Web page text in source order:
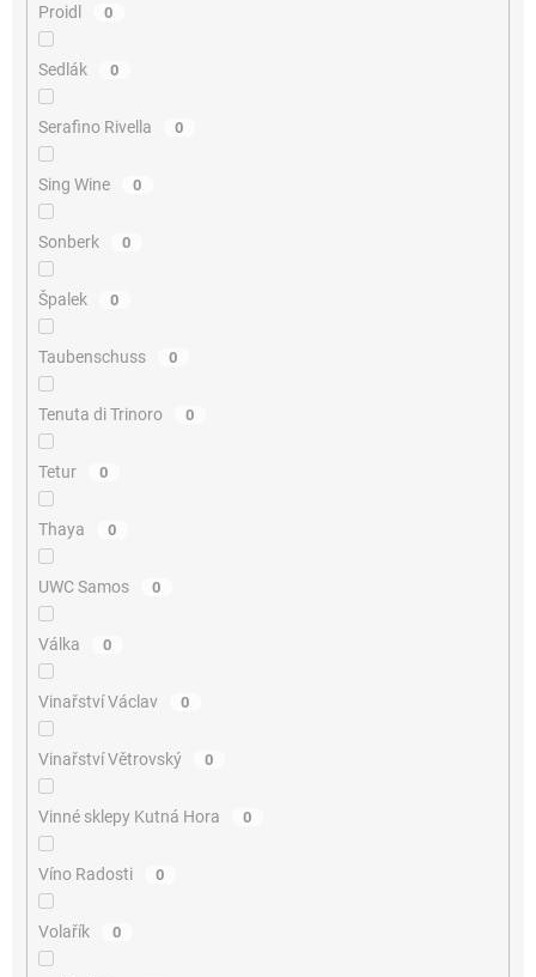
Proidl 0
Sedlák 0
Serafino Rivella 0
Sing Wine 0
Sonberk 0
Špalek 0
Taubenschuss 0
Tenuta di Trinoro 0
Tetur 0
Thaya 0
UWC Samos 0
Válka 0
Vinařství Václav 0
Vinařství Větrovský 0
Vinné sklepy Kutná Hora 0
Víno Radosti 0
Volařík 0